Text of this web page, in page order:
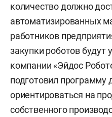
количество должно
автоматизированных
работников
закупки роботов будут
компании «Эйдос
подготовил программу
ориентироваться на
собственного